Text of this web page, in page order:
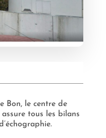
Bon, le centre de
tous les bilans